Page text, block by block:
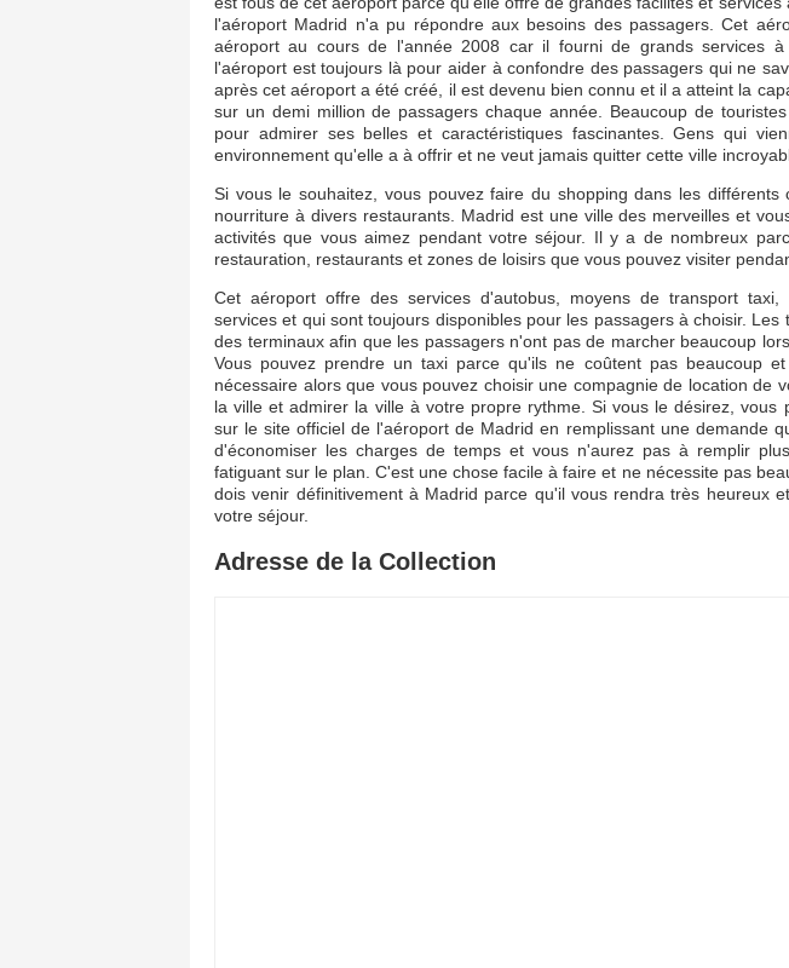
l'aéroport Madrid n'a pu répondre aux besoins des passagers. Cet
aéroport au cours de l'année 2008 car il fourni de grands services
l'aéroport est toujours là pour aider à confondre des passagers qui ne
après cet aéroport a été créé, il est devenu bien connu et il a atteint la
sur un demi million de passagers chaque année. Beaucoup de
pour admirer ses belles et caractéristiques fascinantes. Gens qui
environnement qu'elle a à offrir et ne veut jamais quitter cette ville
Si vous le souhaitez, vous pouvez faire du shopping dans les
nourriture à divers restaurants. Madrid est une ville des merveilles et
activités que vous aimez pendant votre séjour. Il y a de nombreux
restauration, restaurants et zones de loisirs que vous pouvez visiter
Cet aéroport offre des services d'autobus, moyens de transport taxi,
services et qui sont toujours disponibles pour les passagers à choisir.
des terminaux afin que les passagers n'ont pas de marcher beaucoup
Vous pouvez prendre un taxi parce qu'ils ne coûtent pas beaucoup
nécessaire alors que vous pouvez choisir une compagnie de location de
la ville et admirer la ville à votre propre rythme. Si vous le désirez, vous
sur le site officiel de l'aéroport de Madrid en remplissant une demande
d'économiser les charges de temps et vous n'aurez pas à remplir
fatiguant sur le plan. C'est une chose facile à faire et ne nécessite pas
dois venir définitivement à Madrid parce qu'il vous rendra très heureux
votre séjour.
Adresse de la Collection